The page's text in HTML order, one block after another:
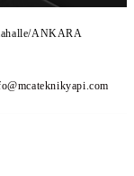
ANKARA